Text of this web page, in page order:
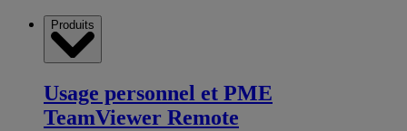
Produits
Usage personnel et PME
TeamViewer Remote